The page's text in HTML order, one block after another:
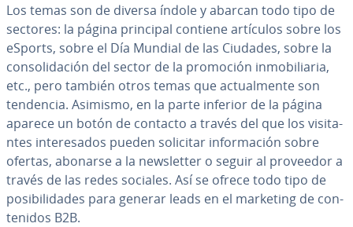
Los temas son de diversa índole y abarcan todo tipo de
sectores: la página principal contiene artículos sobre los
eSports, sobre el Día Mundial de las Ciudades, sobre la
co­n­so­li­da­ción del sector de la promoción in­mo­bi­lia­ria,
etc., pero también otros temas que ac­tua­l­me­n­te son
tendencia. Asimismo, en la parte inferior de la página
aparece un botón de contacto a través del que los vi­si­ta­
n­tes in­te­re­sa­dos pueden solicitar in­fo­r­ma­ción sobre
ofertas, abonarse a la ne­w­s­le­t­ter o seguir al proveedor a
través de las redes sociales. Así se ofrece todo tipo de
po­si­bi­li­da­des para generar leads en el marketing de co­n­
te­ni­dos B2B.